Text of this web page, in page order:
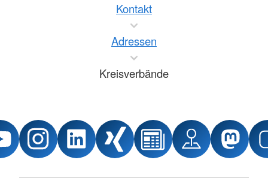
Kontakt
Adressen
Kreisverbände